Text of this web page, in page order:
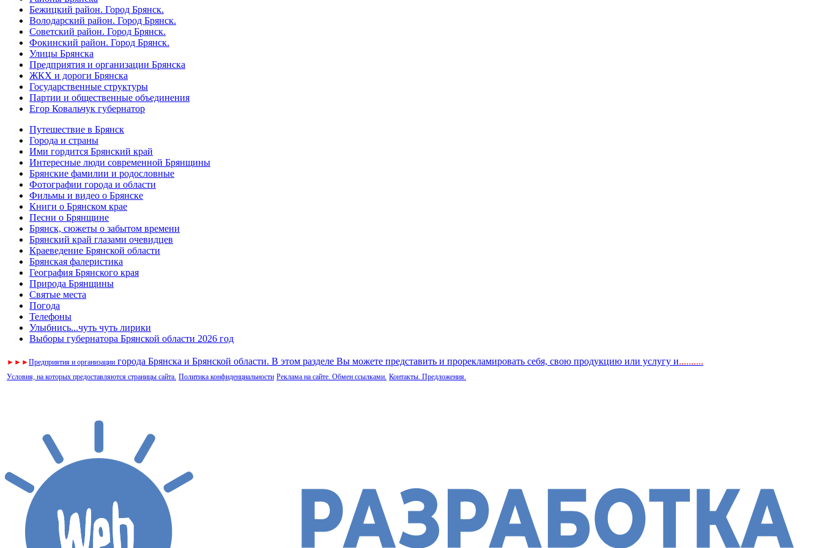
Бежицкий район. Город Брянск.
Володарский район. Город Брянск.
Советский район. Город Брянск.
Фокинский район. Город Брянск.
Улицы Брянска
Предприятия и организации Брянска
ЖКХ и дороги Брянска
Государственные структуры
Партии и общественные объединения
Егор Ковальчук губернатор
Путешествие в Брянск
Города и страны
Ими гордится Брянский край
Интересные люди современной Брянщины
Брянские фамилии и родословные
Фотографии города и области
Фильмы и видео о Брянске
Книги о Брянском крае
Песни о Брянщине
Брянск, сюжеты о забытом времени
Брянский край глазами очевидцев
Краеведение Брянской области
Брянская фалеристика
География Брянского края
Природа Брянщины
Святые места
Погода
Телефоны
Улыбнись...чуть чуть лирики
Выборы губернатора Брянской области 2026 год
► ► ►Предприятия и организации города Брянска и Брянской области. В этом разделе Вы можете представить и прорекламировать себя, свою продукцию или услугу и..........
Условия, на которых предоставляются страницы сайта. Политика конфиденциальности Реклама на сайте. Обмен ссылками. Контакты. Предложения.